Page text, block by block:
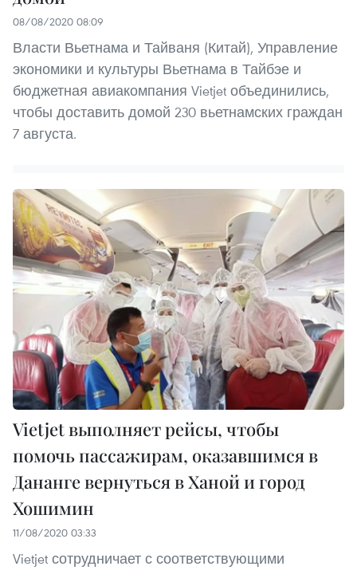
08/08/2020 08:09
Власти Вьетнама и Тайваня (Китай), Управление
экономики и культуры Вьетнама в Тайбэе и
бюджетная авиакомпания Vietjet объединились,
чтобы доставить домой 230 вьетнамских граждан
7 августа.
Vietjet выполняет рейсы, чтобы
помочь пассажирам, оказавшимся в
Дананге вернуться в Ханой и город
Хошимин
11/08/2020 03:33
Vietjet сотрудничает с соответствующими